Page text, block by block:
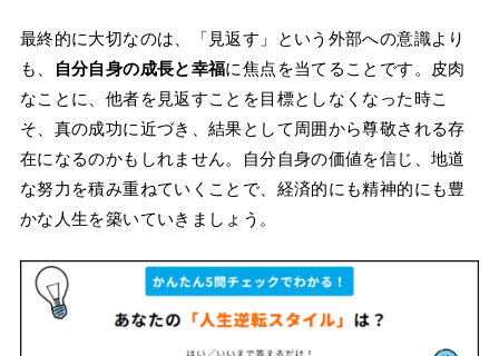
最終的に大切なのは、「見返す」という外部への意識より
も、
自分自身の成長と幸福に焦点を当てることです。皮肉
なことに、他者を見返すことを目標としなくなった時こ
そ、真の成功に近づき、結果として周囲から尊敬される存
在になるのかもしれません。自分自身の価値を信じ、地道
な努力を積み重ねていくことで、経済的にも精神的にも豊
かな人生を築いていきましょう。